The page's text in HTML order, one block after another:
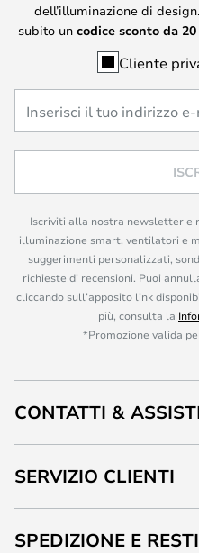
dell’illuminazione di
subito un codice sconto da 20
Cliente
Iscriviti alla nostra newsletter e
illuminazione smart, ventilatori e
suggerimenti personalizzati,
richieste di recensioni. Puoi
cliccando sull’apposito link
più, consulta la
*Promozione valida
CONTATTI &
SERVIZIO CLIENTI
SPEDIZIONE E